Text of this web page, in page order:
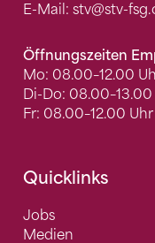
E-Mail: stv@stv-
Öffnungszeiten
Mo: 08.00–12.00
Di-Do:
Fr: 08.00–12.00
Quicklinks
Jobs
Medien